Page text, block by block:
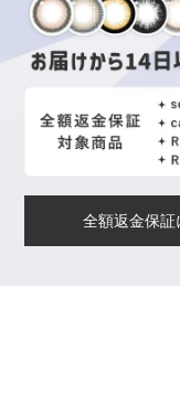
全額返金保証